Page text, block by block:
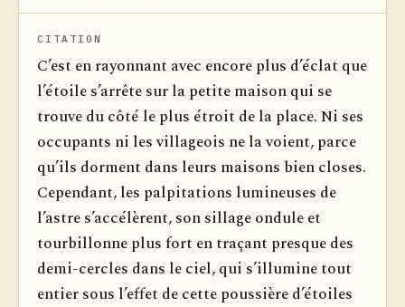
CITATION
C’est en rayonnant avec encore plus d’éclat que
l’étoile s’arrête sur la petite maison qui se
trouve du côté le plus étroit de la place. Ni ses
occupants ni les villageois ne la voient, parce
qu’ils dorment dans leurs maisons bien closes.
Cependant, les palpitations lumineuses de
l’astre s’accélèrent, son sillage ondule et
tourbillonne plus fort en traçant presque des
demi-cercles dans le ciel, qui s’illumine tout
entier sous l’effet de cette poussière d’étoiles